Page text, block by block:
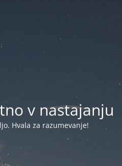
v nastajanju
Hvala za razumevanje!